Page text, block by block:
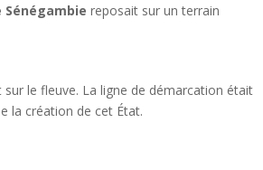
reposait sur un terrain
le fleuve. La ligne de démarcation était
la création de cet État.